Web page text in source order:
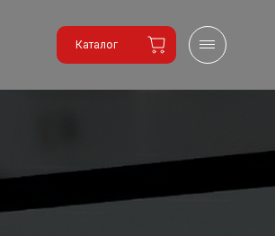
Каталог